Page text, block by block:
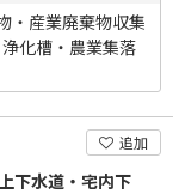
産業廃棄物収集
槽・農業集落
追加
下水道・宅内下